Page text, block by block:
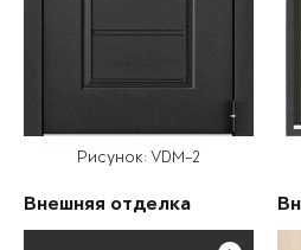
Рисунок: VDM-2
Внешняя отделка